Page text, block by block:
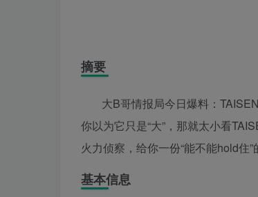
摘要
大B哥情报局今日爆料：
你以为它只是“大”，那就太小看
火力侦察，给你一份“能不能hold住”
基本信息